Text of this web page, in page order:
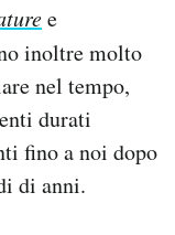
e
inoltre molto
nel tempo,
durati
fino a noi dopo
di anni.